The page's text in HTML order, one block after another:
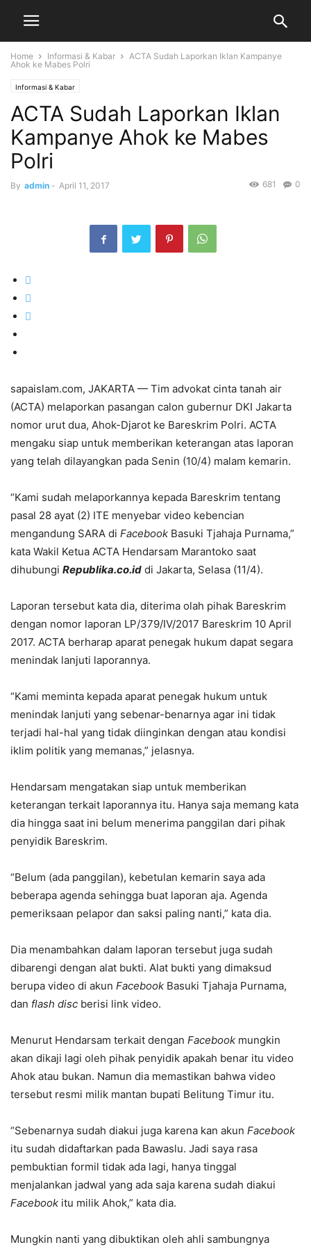
Home Informasi & Kabar
ACTA Sudah Laporkan Iklan Kampanye
Ahok ke Mabes Polri
Informasi & Kabar
ACTA Sudah Laporkan Iklan
Kampanye Ahok ke Mabes
Polri
By admin - April 11, 2017 0
681
sapaislam.com, JAKARTA — Tim advokat cinta tanah air
(ACTA) melaporkan pasangan calon gubernur DKI Jakarta
nomor urut dua, Ahok-Djarot ke Bareskrim Polri. ACTA
mengaku siap untuk memberikan keterangan atas laporan
yang telah dilayangkan pada Senin (10/4) malam kemarin.
“Kami sudah melaporkannya kepada Bareskrim tentang
pasal 28 ayat (2) ITE menyebar video kebencian
mengandung SARA di Facebook Basuki Tjahaja Purnama,”
kata Wakil Ketua ACTA Hendarsam Marantoko saat
dihubungi Republika.co.id di Jakarta, Selasa (11/4).
Laporan tersebut kata dia, diterima olah pihak Bareskrim
dengan nomor laporan LP/379/IV/2017 Bareskrim 10 April
2017. ACTA berharap aparat penegak hukum dapat segara
menindak lanjuti laporannya.
“Kami meminta kepada aparat penegak hukum untuk
menindak lanjuti yang sebenar-benarnya agar ini tidak
terjadi hal-hal yang tidak diinginkan dengan atau kondisi
iklim politik yang memanas,” jelasnya.
Hendarsam mengatakan siap untuk memberikan
keterangan terkait laporannya itu. Hanya saja memang kata
dia hingga saat ini belum menerima panggilan dari pihak
penyidik Bareskrim.
“Belum (ada panggilan), kebetulan kemarin saya ada
beberapa agenda sehingga buat laporan aja. Agenda
pemeriksaan pelapor dan saksi paling nanti,” kata dia.
Dia menambahkan dalam laporan tersebut juga sudah
dibarengi dengan alat bukti. Alat bukti yang dimaksud
berupa video di akun Facebook Basuki Tjahaja Purnama,
dan flash disc berisi link video.
Menurut Hendarsam terkait dengan Facebook mungkin
akan dikaji lagi oleh pihak penyidik apakah benar itu video
Ahok atau bukan. Namun dia memastikan bahwa video
tersebut resmi milik mantan bupati Belitung Timur itu.
“Sebenarnya sudah diakui juga karena kan akun Facebook
itu sudah didaftarkan pada Bawaslu. Jadi saya rasa
pembuktian formil tidak ada lagi, hanya tinggal
menjalankan jadwal yang ada saja karena sudah diakui
Facebook itu milik Ahok,” kata dia.
Mungkin nanti yang dibuktikan oleh ahli sambungnya